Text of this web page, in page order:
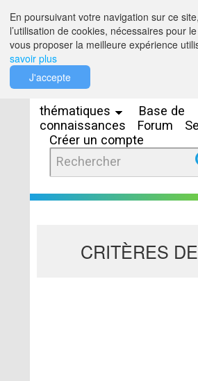
thématiques
Base de
connaissances
Forum
Créer un compte
CRITÈRES
En poursuivant votre navigation sur ce
l’utilisation de cookies, nécessaires pour
vous proposer la meilleure expérience
savoir plus
J'accepte